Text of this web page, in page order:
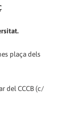
plaça dels
del CCCB (c/